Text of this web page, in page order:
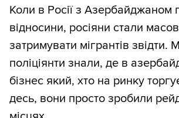
Коли в Росії з Азербайджаном
відносини, росіяни стали
затримувати мігрантів звідти.
поліціянти знали, де в
бізнес який, хто на ринку
десь, вони просто зробили